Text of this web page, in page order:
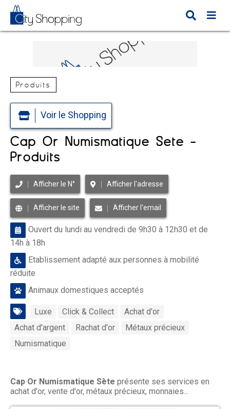
Produits
Voir le Shopping
Cap Or Numismatique Sète -
Produits
Afficher le N° Afficher l'adresse
Afficher le site Afficher l'email
Ouvert du lundi au vendredi de 9h30 à 12h30 et de
14h à 18h
Etablissement adapté aux personnes à mobilité
réduite
Animaux domestiques acceptés
Luxe Click & Collect
Achat d'or
Achat d'argent
Rachat d'or
Métaux précieux
Numismatique
Cap Or Numismatique Sète présente ses services en
achat d'or, vente d'or, métaux précieux, monnaies...